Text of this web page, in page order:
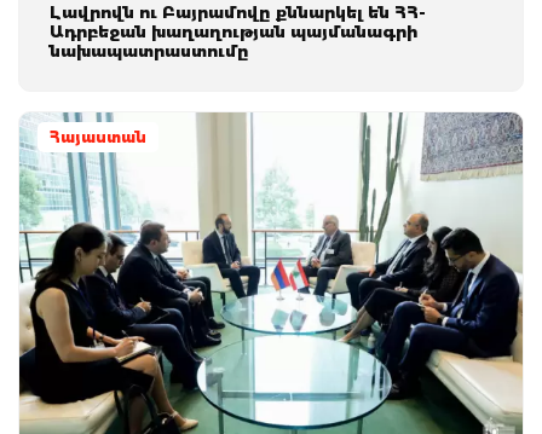
Լավրովն ու Բայրամովը քննարկել են ՀՀ-
Ադրբեջան խաղաղության պայմանագրի
նախապատրաստումը
Հայաստան